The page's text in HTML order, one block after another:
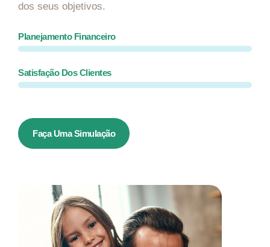
dos seus objetivos.
Planejamento Financeiro
Satisfação Dos Clientes
Faça Uma Simulação